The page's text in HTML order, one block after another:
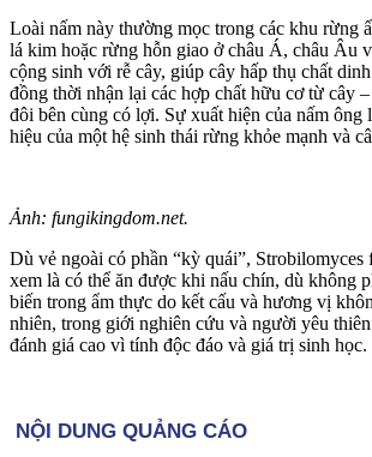
Loài nấm này thường mọc trong các khu rừng
lá kim hoặc rừng hỗn giao ở châu Á, châu Âu
cộng sinh với rễ cây, giúp cây hấp thụ chất
đồng thời nhận lại các hợp chất hữu cơ từ cây
đôi bên cùng có lợi. Sự xuất hiện của nấm ông
hiệu của một hệ sinh thái rừng khỏe mạnh và
Ảnh: fungikingdom.net.
Dù vẻ ngoài có phần “kỳ quái”, Strobilomyces
xem là có thể ăn được khi nấu chín, dù không
biến trong ẩm thực do kết cấu và hương vị
nhiên, trong giới nghiên cứu và người yêu
đánh giá cao vì tính độc đáo và giá trị sinh học.